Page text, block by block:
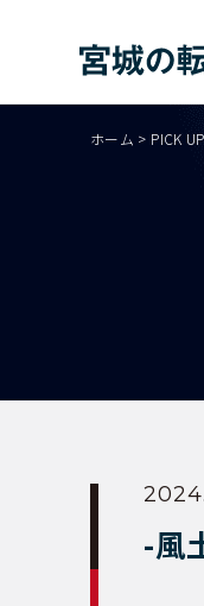
ホーム > PICK
-風